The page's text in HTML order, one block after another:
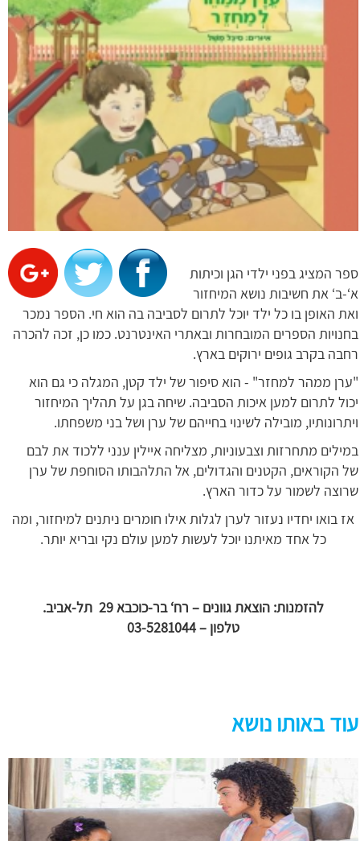
ספר המציג בפני ילדי הגן וכיתות
א‘-ב‘ את חשיבות נושא המיחזור
ואת האופן בו כל ילד יוכל לתרום לסביבה בה הוא חי. הספר נמכר
בחנויות הספרים המובחרות ובאתרי האינטרנט. כמו כן, זכה להכרה
רחבה בקרב גופים ירוקים בארץ.
"ערן ממהר למחזר" - הוא סיפור של ילד קטן, המגלה כי גם הוא
יכול לתרום למען איכות הסביבה. שיחה בגן על תהליך המיחזור
ויתרונותיו, מובילה לשינוי בחייהם של ערן ושל בני משפחתו.
במילים מתחרזות וצבעוניות, מצליחה איילין ענני ללכוד את לבם
של הקוראים, הקטנים והגדולים, אל התלהבותו הסוחפת של ערן
שרוצה לשמור על כדור הארץ.
אז בואו יחדיו נעזור לערן לגלות אילו חומרים ניתנים למיחזור, ומה
כל אחד מאיתנו יוכל לעשות למען עולם נקי ובריא יותר.
להזמנות: הוצאת גוונים – רח‘ בר-כוכבא 29 תל-אביב.
טלפון – 03-5281044
עוד באותו נושא